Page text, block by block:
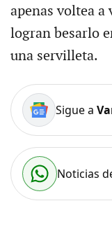
apenas voltea a
logran besarlo
una servilleta.
Sigue a
Noticias